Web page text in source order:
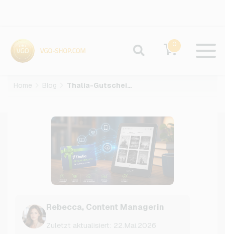
0
Home Blog Thalia-Gutschein für Tolino einlösen: So funktioniert’s
Rebecca, Content Managerin
Zuletzt aktualisiert: 22.Mai.2026